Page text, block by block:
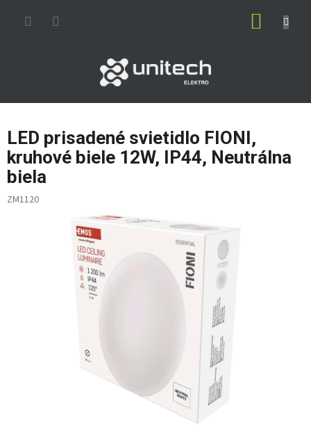
LED prisadené svietidlo FIONI,
kruhové biele 12W, IP44, Neutrálna
biela
ZM1120